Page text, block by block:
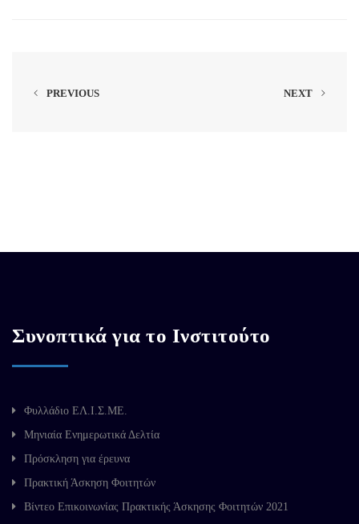
PREVIOUS NEXT
Συνοπτικά για το Ινστιτούτο
Φυλλάδιο ΕΛ.Ι.Σ.ΜΕ.
Μηνιαία Ενημερωτικά Δελτία
Πρόσκληση για έρευνα
Πρακτική Άσκηση Φοιτητών
Βίντεο Επικοινωνίας Πρακτικής Άσκησης Φοιτητών 2021